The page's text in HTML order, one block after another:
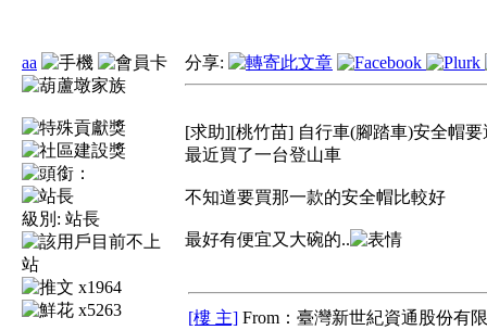
aa
級別: 站長
x1964
x5263
分享:
[求助][桃竹苗] 自行車(腳踏車)安全帽要
最近買了一台登山車
不知道要買那一款的安全帽比較好
最好有便宜又大碗的..
[樓 主] From：臺灣新世紀資通股份有